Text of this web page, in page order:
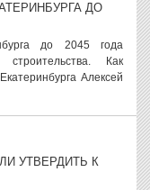
ДО
до 2045 года
Как
Алексей
УТВЕРДИТЬ К